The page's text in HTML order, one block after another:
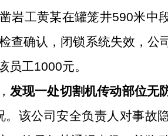
岩工黄某在罐笼井590米中
查确认，闭锁系统失效，公
员工1000元。
发现一处切割机传动部位无
。 该公司安全负责人对事故